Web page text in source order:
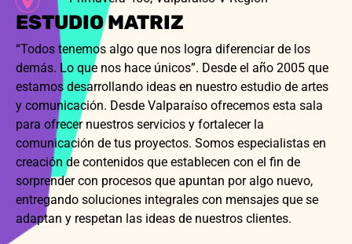
ESTUDIO MATRIZ
“Todos tenemos algo que nos logra diferenciar de los
demás. Lo que nos hace únicos”. Desde el año 2005 que
estamos desarrollando ideas en nuestro estudio de artes
y comunicación. Desde Valparaíso ofrecemos esta sala
para ofrecer nuestros servicios y fortalecer la
comunicación de tus proyectos. Somos especialistas en
creación de contenidos que establecen con el fin de
sorprender con procesos que apuntan por algo nuevo,
entregando soluciones integrales con mensajes que se
adaptan y respetan las ideas de nuestros clientes.